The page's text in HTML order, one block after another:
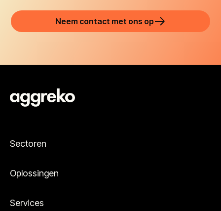
Neem contact met ons op
Sectoren
Oplossingen
Services